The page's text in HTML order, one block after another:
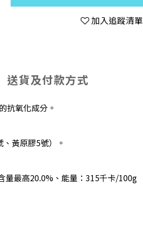
加入追蹤清單
送貨及付款方式
抗氧化成分。
黃原膠5號）。
量最高20.0%、 能量：315千卡/100g